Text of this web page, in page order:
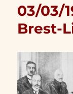
03/03/
Brest-